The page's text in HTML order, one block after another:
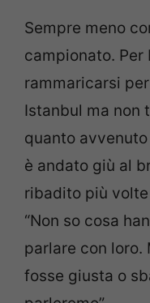
Sempre meno
campionato. Per
rammaricarsi
Istanbul ma non
quanto
è andato giù al
ribadito più
“Non so cosa
parlare con loro.
fosse giusta o